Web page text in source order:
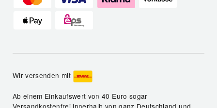
Wir versenden mit
Ab einem Einkaufswert von 40 Euro sogar